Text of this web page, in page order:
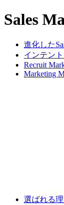
Sales
進化した
インテン
Recruit
Marketing
選ばれる